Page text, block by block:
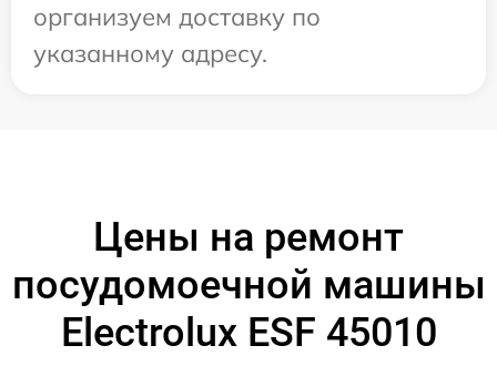
организуем доставку по
указанному адресу.
Цены на ремонт
посудомоечной машины
Electrolux ESF 45010